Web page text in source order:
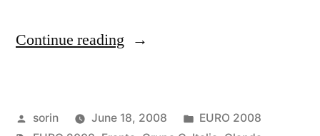
Continue reading “Euro
Ziua
Posted
sorin June 18, 2008
Posted
EURO 2008